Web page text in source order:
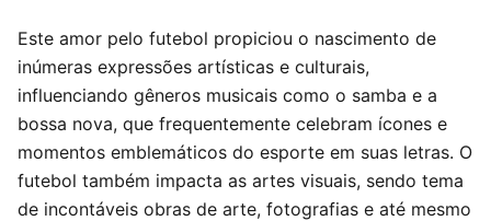
Este amor pelo futebol propiciou o nascimento de
inúmeras expressões artísticas e culturais,
influenciando gêneros musicais como o samba e a
bossa nova, que frequentemente celebram ícones e
momentos emblemáticos do esporte em suas letras. O
futebol também impacta as artes visuais, sendo tema
de incontáveis obras de arte, fotografias e até mesmo